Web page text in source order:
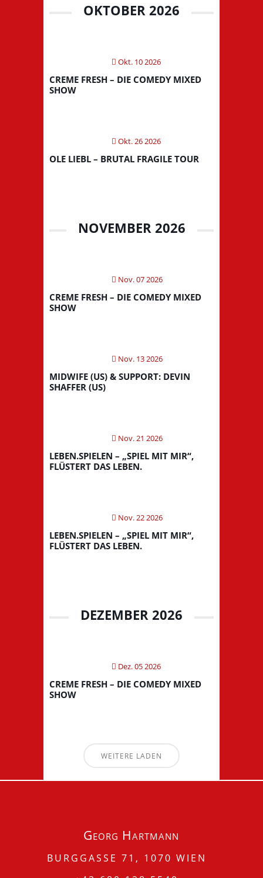
OKTOBER 2026
Okt. 10 2026
CREME FRESH – DIE COMEDY MIXED
SHOW
Okt. 26 2026
OLE LIEBL – BRUTAL FRAGILE TOUR
NOVEMBER 2026
Nov. 07 2026
CREME FRESH – DIE COMEDY MIXED
SHOW
Nov. 13 2026
MIDWIFE (US) & SUPPORT: DEVIN
SHAFFER (US)
Nov. 21 2026
LEBEN.SPIELEN – „SPIEL MIT MIR“,
FLÜSTERT DAS LEBEN.
Nov. 22 2026
LEBEN.SPIELEN – „SPIEL MIT MIR“,
FLÜSTERT DAS LEBEN.
DEZEMBER 2026
Dez. 05 2026
CREME FRESH – DIE COMEDY MIXED
SHOW
WEITERE LADEN
Georg Hartmann
BURGGASSE 71, 1070 WIEN